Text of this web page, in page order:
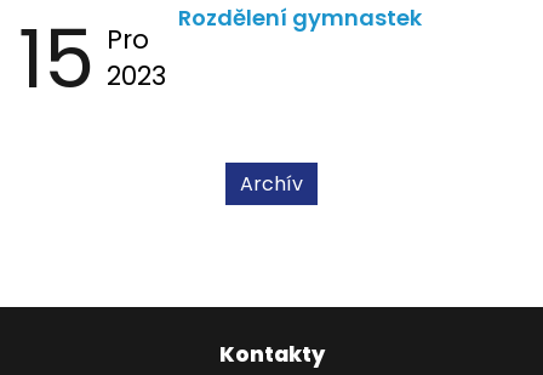
15 Pro
2023
Rozdělení gymnastek
Archív
Kontakty